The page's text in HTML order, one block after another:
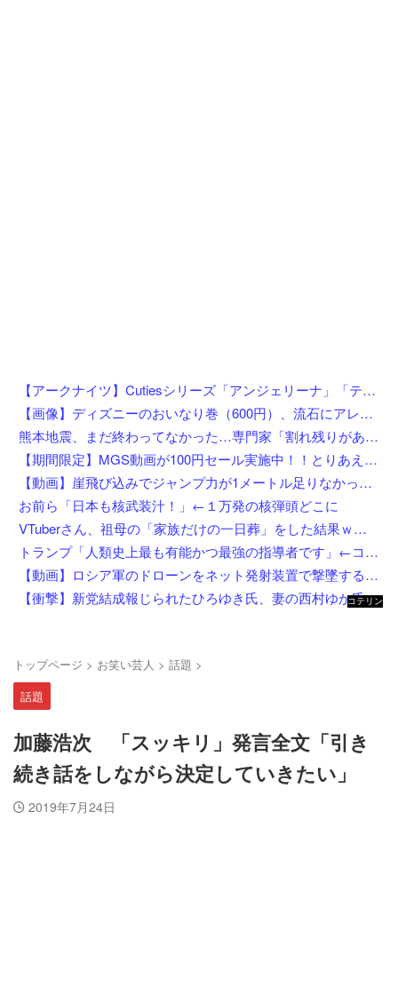
【アークナイツ】Cutiesシリーズ「アンジェリーナ」「テキーラ」デフォルメフィギュア【彩色原型公開】
【画像】ディズニーのおいなり巻（600円）、流石にアレすぎて賛否両論の大炎上をしてしまうw w w w w w w
熊本地震、まだ終わってなかった…専門家「割れ残りがある」「再び大地震の可能性」
【期間限定】MGS動画が100円セール実施中！！とりあえず全部買うやろｗｗｗｗｗ
【動画】崖飛び込みでジャンプ力が1メートル足りなかった男の悲劇。
お前ら「日本も核武装汁！」←１万発の核弾頭どこに
VTuberさん、祖母の「家族だけの一日葬」をした結果ｗｗｗｗｗｗｗ
トランプ「人類史上最も有能かつ最強の指導者です」←コイツがイラン如きに右往左往してる理由
【動画】ロシア軍のドローンをネット発射装置で撃墜するウクライナ。
【衝撃】新党結成報じられたひろゆき氏、妻の西村ゆか氏がＸで激怒してしまうw w w w w w w w w
コテリン
トップページ > お笑い芸人 > 話題 >
話題
加藤浩次 「スッキリ」発言全文「引き
続き話をしながら決定していきたい」
2019年7月24日